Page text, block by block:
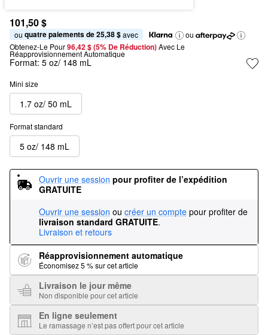
101,50 $
ou quatre paiements de 25,38 $ avec
ou
Obtenez-Le Pour96,42 $ (5% De Réduction) Avec Le
Réapprovisionnement Automatique
Format: 5 oz/ 148 mL
Mini size
1.7 oz/ 50 mL
Format standard
5 oz/ 148 mL
Ouvrir une session pour profiter de l’expédition
GRATUITE
Ouvrir une session ou créer un compte pour profiter de
livraison standard GRATUITE.
Livraison et retours
Réapprovisionnement automatique
Économisez 5 % sur cet article
Livraison le jour même
Non disponible pour cet article
En ligne seulement
Le ramassage n’est pas offert pour cet article